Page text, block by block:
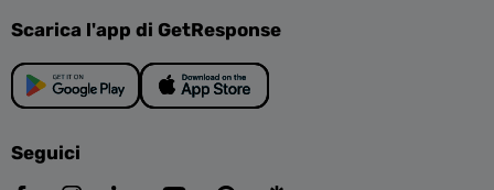
Scarica l'app di GetResponse
Seguici